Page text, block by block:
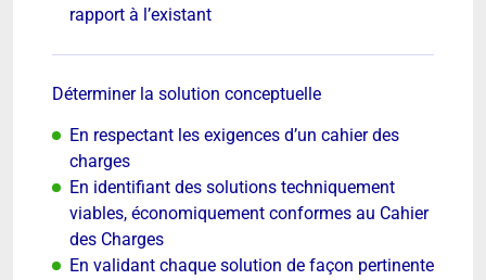
rapport à l’existant
Déterminer la solution conceptuelle
En respectant les exigences d’un cahier des
charges
En identifiant des solutions techniquement
viables, économiquement conformes au Cahier
des Charges
En validant chaque solution de façon pertinente